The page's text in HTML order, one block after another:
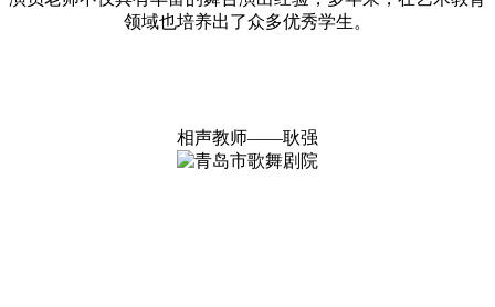
领域也培养出了众多优秀学生。
相声教师——耿强